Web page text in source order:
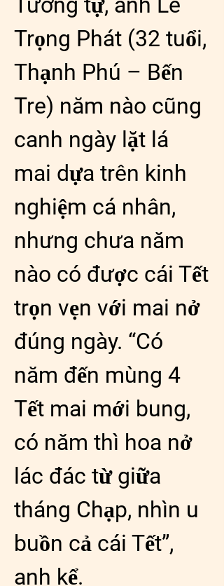
Trọng Phát (32 tuổi,
Thạnh Phú – Bến
Tre) năm nào cũng
canh ngày lặt lá
mai dựa trên kinh
nghiệm cá nhân,
nhưng chưa năm
nào có được cái Tết
trọn vẹn với mai nở
đúng ngày. “Có
năm đến mùng 4
Tết mai mới bung,
có năm thì hoa nở
lác đác từ giữa
tháng Chạp, nhìn u
buồn cả cái Tết”,
anh kể.